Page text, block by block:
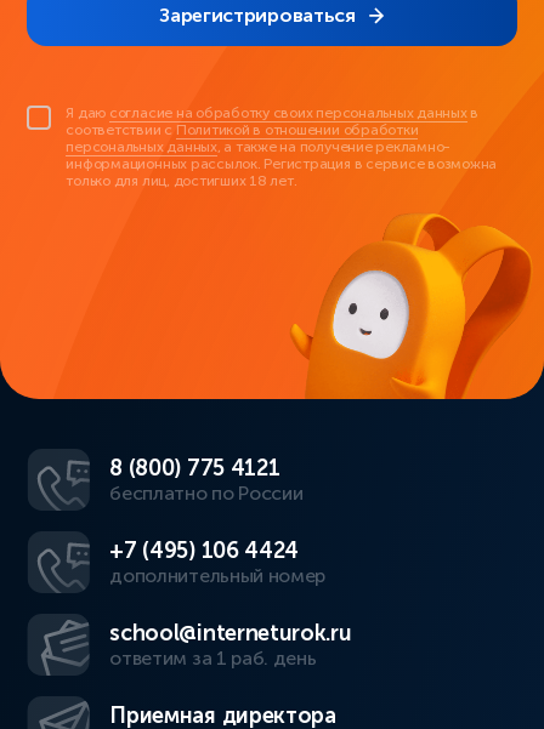
Зарегистрироваться
Я даю согласие на обработку своих персональных данныхв
соответствии с Политикой в отношении обработки
персональных данных, а также на получение рекламно-
информационных рассылок. Регистрация в сервисе возможна
только для лиц, достигших 18 лет.
8 (800) 775 4121
бесплатно по России
+7 (495) 106 4424
дополнительный номер
school@interneturok.ru
ответим за 1 раб. день
Приемная директора